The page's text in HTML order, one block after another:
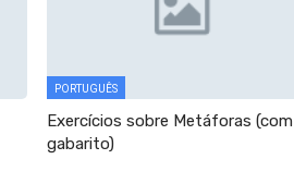
PORTUGUÊS
Exercícios sobre Metáforas (com
gabarito)